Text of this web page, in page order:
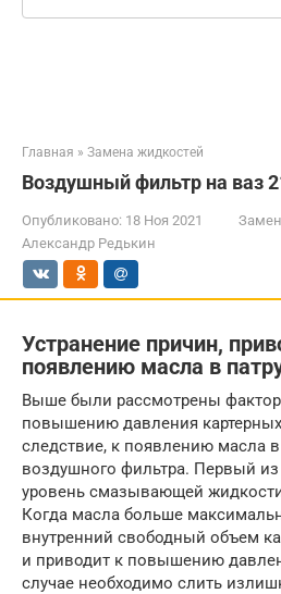
Главная » Замена жидкостей
Воздушный фильтр на ваз
Опубликовано: 18 Ноя 2021
Александр Редькин
Устранение причин,
появлению масла в
Выше были рассмотрены
повышению давления картерных
следствие, к появлению масла
воздушного фильтра. Первый
уровень смазывающей жидкости
Когда масла больше
внутренний свободный объем
и приводит к повышению
случае необходимо слить